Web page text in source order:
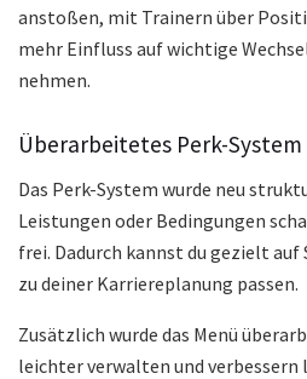
anstoßen, mit Trainern über
mehr Einfluss auf wichtige
nehmen.
Überarbeitetes Perk-System
Das Perk-System wurde neu
Leistungen oder Bedingungen
frei. Dadurch kannst du gezielt
zu deiner Karriereplanung passen.
Zusätzlich wurde das Menü
leichter verwalten und verbessern